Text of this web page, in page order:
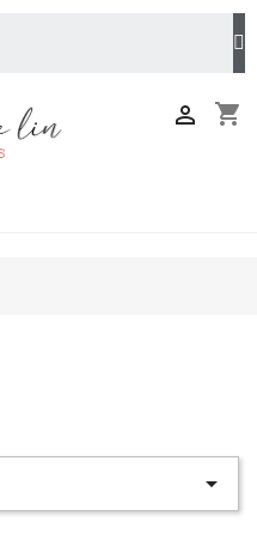
shopping_cart

